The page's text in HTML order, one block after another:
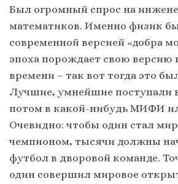
Был огромный спрос на
математиков. Именно физик
современной версией «добра
эпоха порождает свою версию
времени – так вот тогда это
Лучшие, умнейшие поступали
потом в какой-нибудь МИФИ
Очевидно: чтобы один стал
чемпионом, тысячи должны
футбол в дворовой команде.
один совершил мировое